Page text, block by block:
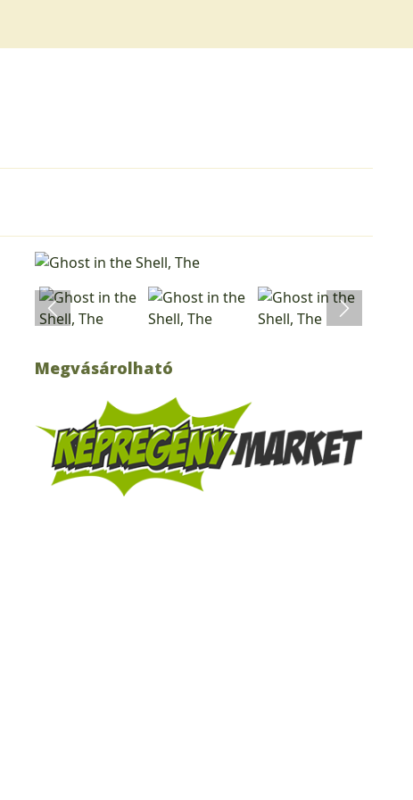
Megvásárolható